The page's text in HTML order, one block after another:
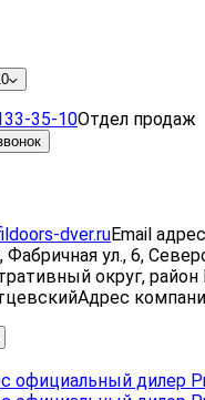
35-10Отдел продаж
dver.ruEmail адрес
Фабричная ул., 6,
округ,
Адрес